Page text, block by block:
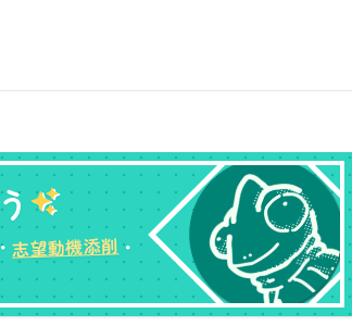
志望動機添削・